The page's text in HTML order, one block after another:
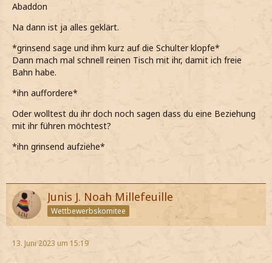
Abaddon
Na dann ist ja alles geklärt.
*grinsend sage und ihm kurz auf die Schulter klopfe*
Dann mach mal schnell reinen Tisch mit ihr, damit ich freie
Bahn habe.
*ihn auffordere*
Oder wolltest du ihr doch noch sagen dass du eine Beziehung
mit ihr führen möchtest?
*ihn grinsend aufziehe*
Junis J. Noah Millefeuille
Wettbewerbskomitee
13. Juni 2023 um 15:19